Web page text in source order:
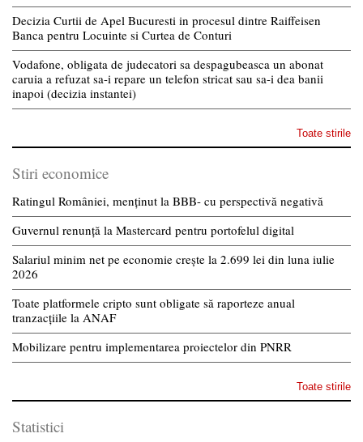
Decizia Curtii de Apel Bucuresti in procesul dintre Raiffeisen
Banca pentru Locuinte si Curtea de Conturi
Vodafone, obligata de judecatori sa despagubeasca un abonat
caruia a refuzat sa-i repare un telefon stricat sau sa-i dea banii
inapoi (decizia instantei)
Toate stirile
Stiri economice
Ratingul României, menținut la BBB- cu perspectivă negativă
Guvernul renunță la Mastercard pentru portofelul digital
Salariul minim net pe economie crește la 2.699 lei din luna iulie
2026
Toate platformele cripto sunt obligate să raporteze anual
tranzacțiile la ANAF
Mobilizare pentru implementarea proiectelor din PNRR
Toate stirile
Statistici